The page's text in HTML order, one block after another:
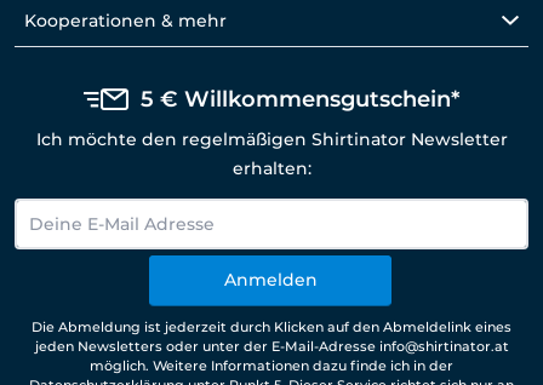
Kooperationen & mehr
5 € Willkommensgutschein*
Ich möchte den regelmäßigen Shirtinator Newsletter
erhalten:
Anmelden
Die Abmeldung ist jederzeit durch Klicken auf den Abmeldelink eines
jeden Newsletters oder unter der E-Mail-Adresse info@shirtinator.at
möglich. Weitere Informationen dazu finde ich in der